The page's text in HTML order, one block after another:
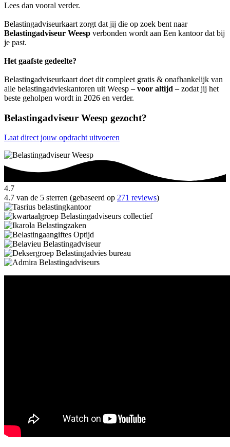
Lees dan vooral verder.
Belastingadviseurkaart zorgt dat jij die op zoek bent naar
Belastingadviseur Weesp verbonden wordt aan Een kantoor dat bij
je past.
Het gaafste gedeelte?
Belastingadviseurkaart doet dit compleet gratis & onafhankelijk van
alle belastingadvieskantoren uit Weesp – voor altijd – zodat jij het
beste geholpen wordt in 2026 en verder.
Belastingadviseur Weesp gezocht?
Laat direct jouw opdracht uitvoeren
4.7
4.7 van de 5 sterren (gebaseerd op 271 reviews)